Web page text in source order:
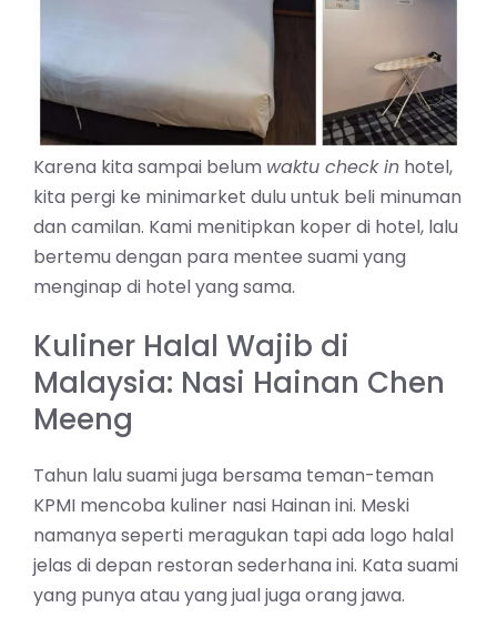
Karena kita sampai belum waktu check in hotel,
kita pergi ke minimarket dulu untuk beli minuman
dan camilan. Kami menitipkan koper di hotel, lalu
bertemu dengan para mentee suami yang
menginap di hotel yang sama.
Kuliner Halal Wajib di
Malaysia: Nasi Hainan Chen
Meeng
Tahun lalu suami juga bersama teman-teman
KPMI mencoba kuliner nasi Hainan ini. Meski
namanya seperti meragukan tapi ada logo halal
jelas di depan restoran sederhana ini. Kata suami
yang punya atau yang jual juga orang jawa.